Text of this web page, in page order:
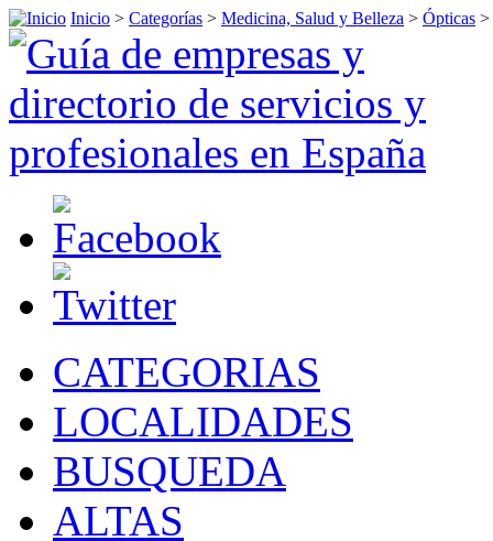
Inicio > Categorías > Medicina, Salud y Belleza > Ópticas >
CATEGORIAS
LOCALIDADES
BUSQUEDA
ALTAS